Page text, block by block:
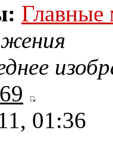
Главные
01:36